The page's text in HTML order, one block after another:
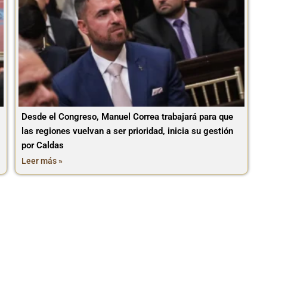
Desde el Congreso, Manuel Correa trabajará para que
las regiones vuelvan a ser prioridad, inicia su gestión
por Caldas
Leer más »